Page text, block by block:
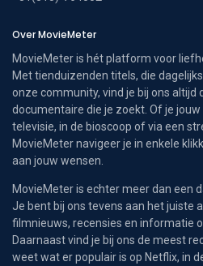
Over MovieMeter
MovieMeter is hét platform voor
Met tienduizenden titels, die
onze community, vind je bij ons altijd
documentaire die je zoekt. Of je
televisie, in de bioscoop of via een
MovieMeter navigeer je in enkele
aan jouw wensen.
MovieMeter is echter meer dan een
Je bent bij ons tevens aan het juiste
filmnieuws, recensies en informatie
Daarnaast vind je bij ons de meest
weet wat er populair is op Netflix, in